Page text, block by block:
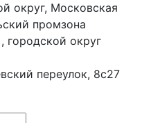
округ, Московская
промзона
городской округ
переулок, 8с27